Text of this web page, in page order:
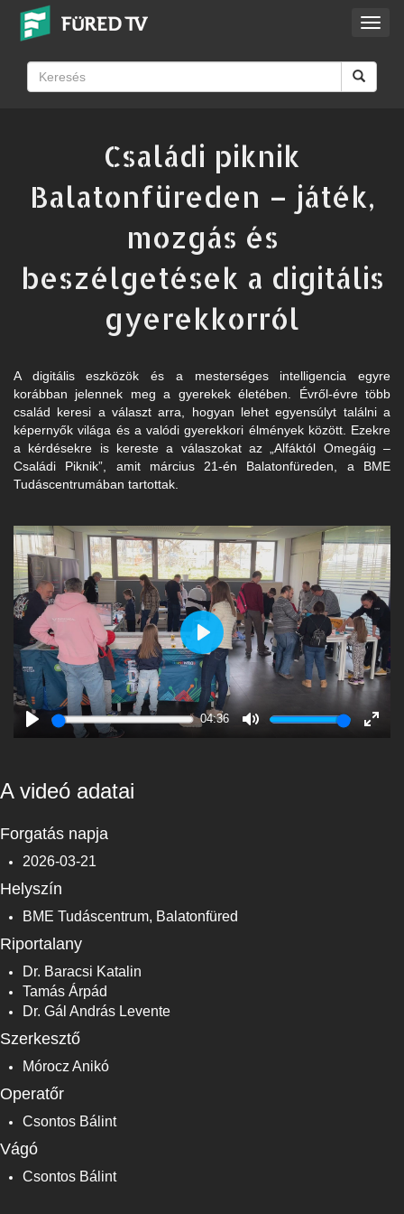
Családi piknik
Balatonfüreden – játék,
mozgás és
beszélgetések a digitális
gyerekkorról
A digitális eszközök és a mesterséges intelligencia egyre
korábban jelennek meg a gyerekek életében. Évről-évre több
család keresi a választ arra, hogyan lehet egyensúlyt találni a
képernyők világa és a valódi gyerekkori élmények között. Ezekre
a kérdésekre is kereste a válaszokat az „Alfáktól Omegáig –
Családi Piknik”, amit március 21-én Balatonfüreden, a BME
Tudáscentrumában tartottak.
Play
04:36
Play
A videó adatai
Forgatás napja
2026-03-21
Helyszín
BME Tudáscentrum, Balatonfüred
Riportalany
Dr. Baracsi Katalin
Tamás Árpád
Dr. Gál András Levente
Szerkesztő
Mórocz Anikó
Operatőr
Csontos Bálint
Vágó
Csontos Bálint